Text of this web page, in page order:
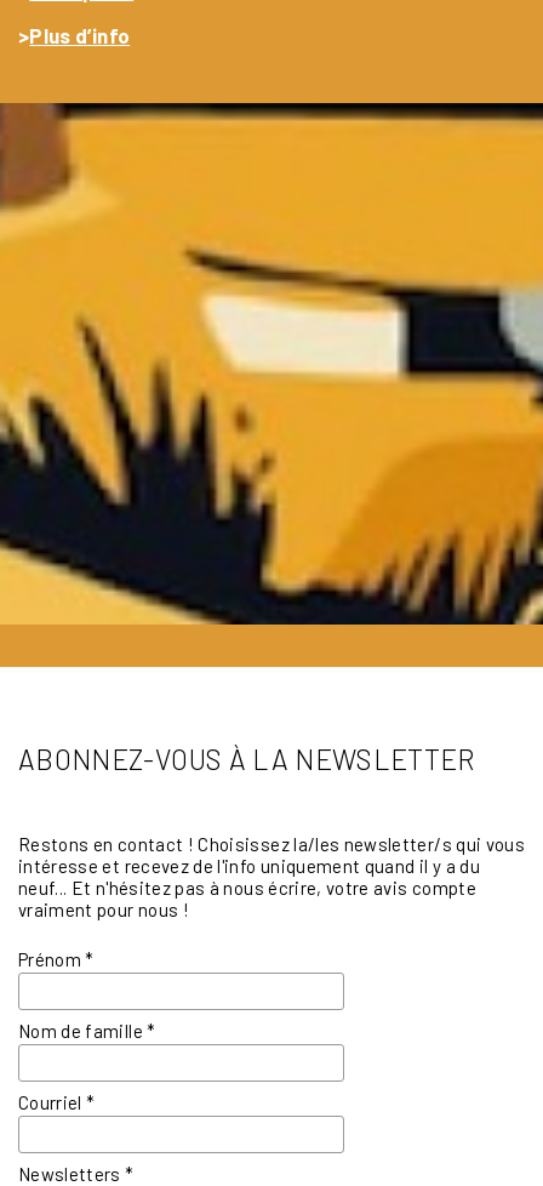
>Plus d’info
ABONNEZ-VOUS À LA NEWSLETTER
Restons en contact ! Choisissez la/les newsletter/s qui vous
intéresse et recevez de l'info uniquement quand il y a du
neuf... Et n'hésitez pas à nous écrire, votre avis compte
vraiment pour nous !
Prénom*
Nom de famille*
Courriel*
Newsletters*